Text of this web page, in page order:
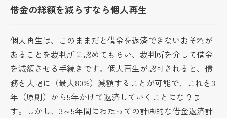
借金の総額を減らすなら個人再生
個人再生は、このままだと借金を返済できないおそれが
あることを裁判所に認めてもらい、裁判所を介して借金
を減額させる手続きです。個人再生が認可されると、債
務を大幅に（最大80%）減額することが可能で、これを3
年（原則）から5年かけて返済していくことになりま
す。しかし、3～5年間にわたっての計画的な借金返済計